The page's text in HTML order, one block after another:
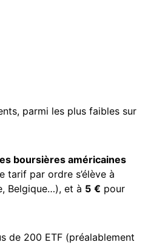
parmi les plus faibles sur
boursières américaines
tarif par ordre s’élève à
Belgique…), et à 5 € pour
de 200 ETF (préalablement